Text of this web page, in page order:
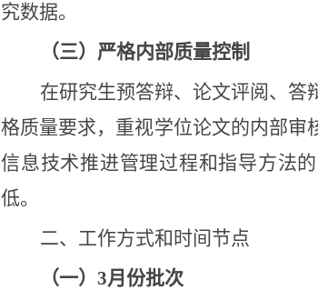
究数据。
（三）严格内部质量控制
在研究生预答辩、论文评阅、答
格质量要求，重视学位论文的内部审
信息技术推进管理过程和指导方法
低。
二、工作方式和时间节点
（一）3月份批次